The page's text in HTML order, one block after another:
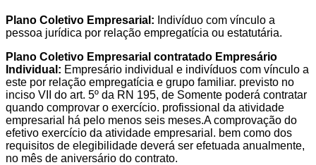
Plano Coletivo Empresarial: Indivíduo com vínculo a
pessoa jurídica por relação empregatícia ou estatutária.
Plano Coletivo Empresarial contratado Empresário
Individual: Empresário individual e indivíduos com vínculo a
este por relação empregatícia e grupo familiar. previsto no
inciso VII do art. 5º da RN 195, de Somente poderá contratar
quando comprovar o exercício. profissional da atividade
empresarial há pelo menos seis meses.A comprovação do
efetivo exercício da atividade empresarial. bem como dos
requisitos de elegibilidade deverá ser efetuada anualmente,
no mês de aniversário do contrato.